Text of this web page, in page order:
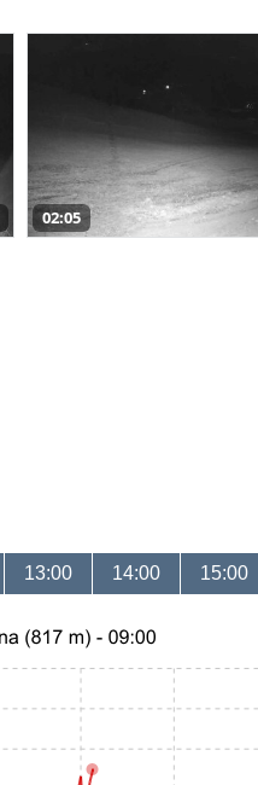
02:05
13:00 14:00 15:00